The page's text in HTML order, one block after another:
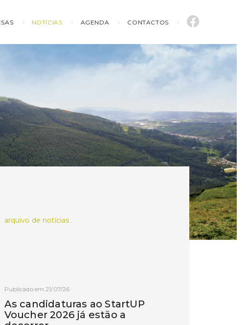
NOTÍCIAS AGENDA CONTACTOS
arquivo de notícias .
Publicado em 21/07/26
As candidaturas ao StartUP
Voucher 2026 já estão a